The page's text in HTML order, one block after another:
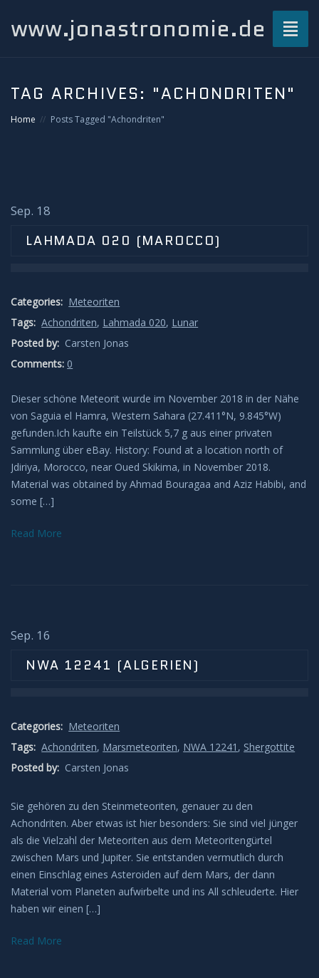
www.jonastronomie.de
Beiträge
Kondensstreifenschatten
Leuchtende Nachtwolken
Meeresleuchten
Mondhalos
Oppositionseffekt
Polarlicht
Sonnenunter und -aufgänge
Kelvin Helmholtz
Zodiakallicht
Sonne
Weißlicht
TAG ARCHIVES: "ACHONDRITEN"
Home Posts Tagged "Achondriten"
Sep. 18
LAHMADA 020 (MAROCCO)
Categories: Meteoriten
Tags: Achondriten, Lahmada 020, Lunar
Posted by: Carsten Jonas
Comments: 0
Dieser schöne Meteorit wurde im November 2018 in der Nähe
von Saguia el Hamra, Western Sahara (27.411°N, 9.845°W)
gefunden.Ich kaufte ein Teilstück 5,7 g aus einer privaten
Sammlung über eBay. History: Found at a location north of
Jdiriya, Morocco, near Oued Skikima, in November 2018.
Material was obtained by Ahmad Bouragaa and Aziz Habibi, and
some […]
Read More
Sep. 16
NWA 12241 (ALGERIEN)
Categories: Meteoriten
Tags: Achondriten, Marsmeteoriten, NWA 12241 , Shergottite
Posted by: Carsten Jonas
Sie gehören zu den Steinmeteoriten, genauer zu den
Achondriten. Aber etwas ist hier besonders: Sie sind viel jünger
als die Vielzahl der Meteoriten aus dem Meteoritengürtel
zwischen Mars und Jupiter. Sie entstanden vermutlich durch
einen Einschlag eines Asteroiden auf dem Mars, der dann
Material vom Planeten aufwirbelte und ins All schleuderte. Hier
haben wir einen […]
Read More